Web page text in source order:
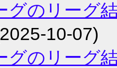
グのリーグ
10-07)
グのリーグ